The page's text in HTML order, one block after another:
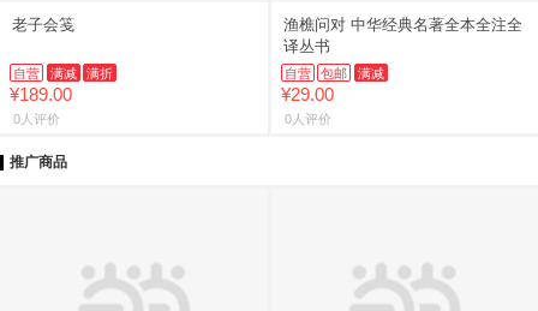
老子会笺
自营 满减 满折
¥189.00
0人评价
渔樵问对 中华经典名著全本全注全
译丛书
自营 包邮 满减
¥29.00
0人评价
推广商品